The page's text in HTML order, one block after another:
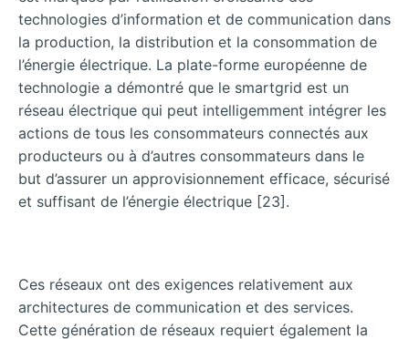
technologies d’information et de communication dans
la production, la distribution et la consommation de
l’énergie électrique. La plate-forme européenne de
technologie a démontré que le smartgrid est un
réseau électrique qui peut intelligemment intégrer les
actions de tous les consommateurs connectés aux
producteurs ou à d’autres consommateurs dans le
but d’assurer un approvisionnement efficace, sécurisé
et suffisant de l’énergie électrique [23].
Ces réseaux ont des exigences relativement aux
architectures de communication et des services.
Cette génération de réseaux requiert également la